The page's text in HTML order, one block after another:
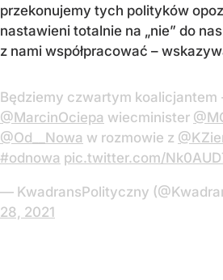
przekonujemy tych polityków
nastawieni totalnie na „nie” do
z nami współpracować –
Będziemy czwartym koalicjantem
@MarcinOciepa wiecminister
@Od__Nowa w rozmowie z
#odnowa pic.twitter.com/
— KwadransPolityczny
28, 2021